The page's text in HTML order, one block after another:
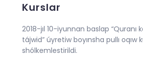
Kurslar
2018-jıl 10-iyunnan baslap “Quranı
tájwid” úyretiw boyınsha pullı oqıw
shólkemlestirildi.